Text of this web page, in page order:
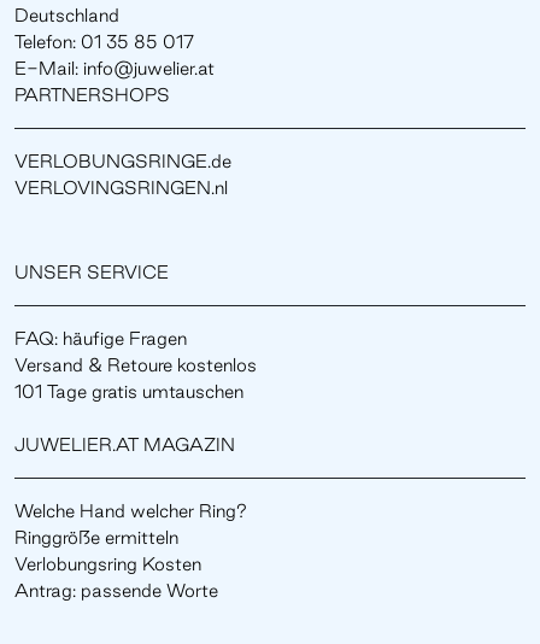
Deutschland
Telefon: 01 35 85 017
E-Mail: info@juwelier.at
PARTNERSHOPS
VERLOBUNGSRINGE.de
VERLOVINGSRINGEN.nl
UNSER SERVICE
FAQ: häufige Fragen
Versand & Retoure kostenlos
101 Tage gratis umtauschen
JUWELIER.AT MAGAZIN
Welche Hand welcher Ring?
Ringgröße ermitteln
Verlobungsring Kosten
Antrag: passende Worte